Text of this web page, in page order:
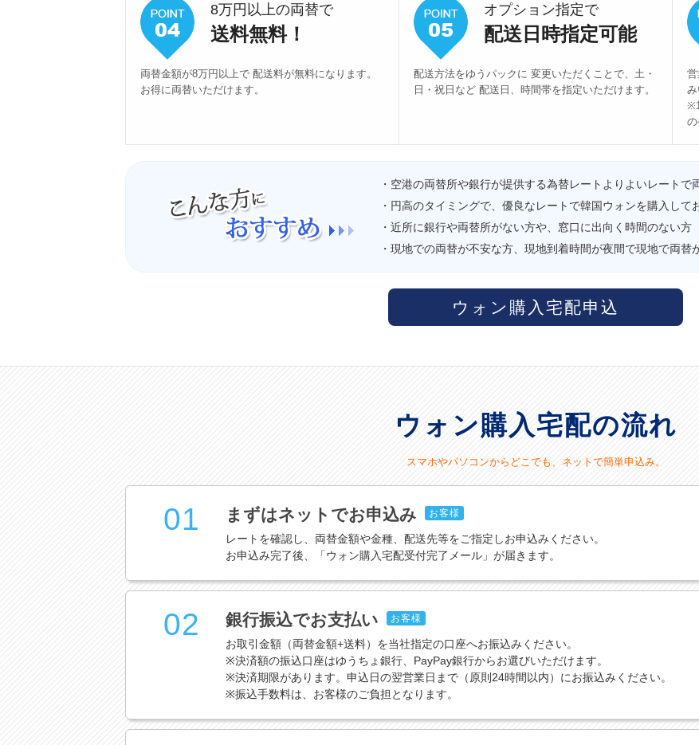
8万円以上の両替で
送料無料！
両替金額が8万円以上で 配送料が無料になります。
お得に両替いただけます。
オプション指定で
配送日時指定可能
配送方法をゆうパックに 変更いただくことで、土・
日・祝日など 配送日、時間帯を指定いただけます。
み
の
・空港の両替所や銀行が提供する為替レートよりよいレートで
・円高のタイミングで、優良なレートで韓国ウォンを購入して
・近所に銀行や両替所がない方や、窓口に出向く時間のない方
・現地での両替が不安な方、現地到着時間が夜間で現地で両替
ウォン購入宅配申込
ウォン購入宅配の流れ
スマホやパソコンからどこでも、ネットで簡単申込み。
01 まずはネットでお申込み お客様
レートを確認し、両替金額や金種、配送先等をご指定しお申込みください。
お申込み完了後、「ウォン購入宅配受付完了メール」が届きます。
02 銀行振込でお支払い お客様
お取引金額（両替金額+送料）を当社指定の口座へお振込みください。
※決済額の振込口座はゆうちょ銀行、PayPay銀行からお選びいただけます。
※決済期限があります。申込日の翌営業日まで（原則24時間以内）にお振込みください。
※振込手数料は、お客様のご負担となります。